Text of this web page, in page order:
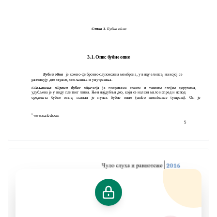
5
Слика 3. Бубна опна
3.1. Опис бубне опне
Бубна опна
је кожно-фиброзно-слузокожна мембрана, у виду елипсе, на којој се
разликују две стране, спољашња и унутрашња.
Спољашња страна бубне опне, која је покривена кожом и танким слојем церумена,
удубљена је у виду плитког левка. Њен најдубљи део, који се налази мало испред и испод
средишта бубне опне, назван је пупак бубне опне (umbo membranae tympani). Он је
3 www.scribd.com